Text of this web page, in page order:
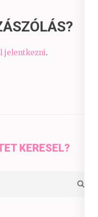
jelentkezni.
KERESEL?